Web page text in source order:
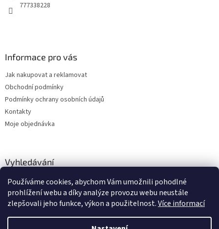
Používáme cookies, abychom Vám umožnili pohodlné
prohlížení webu a díky analýze provozu webu neustále
zlepšovali jeho funkce, výkon a použitelnost.Více informací
777338228
Informace pro vás
Jak nakupovat a reklamovat
Obchodní podmínky
Podmínky ochrany osobních údajů
Kontakty
Moje objednávka
Vyhledávání
HLEDAT